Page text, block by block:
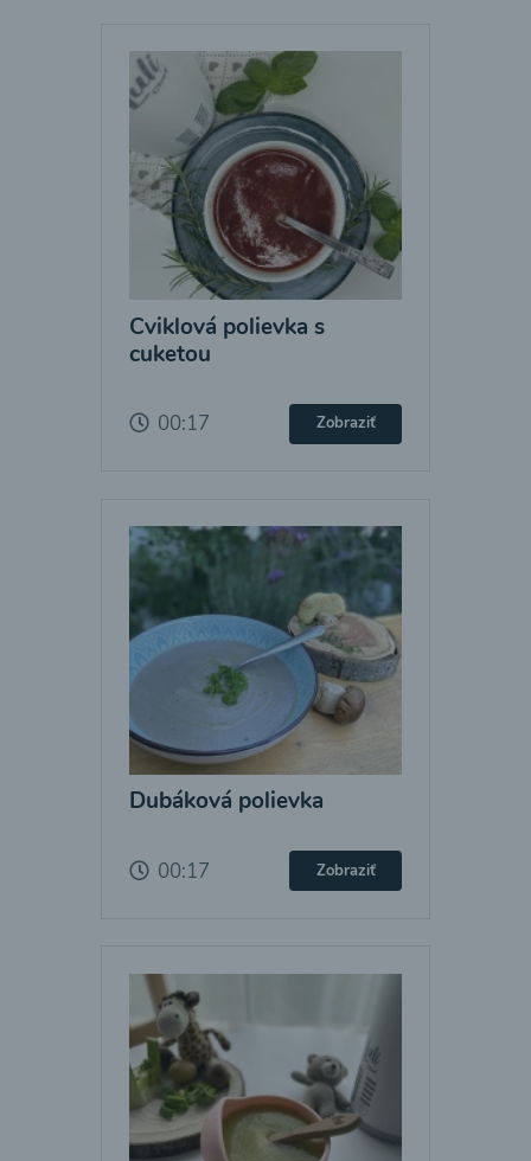
Cviklová polievka s
cuketou
00:17 Zobraziť
Dubáková polievka
00:17 Zobraziť